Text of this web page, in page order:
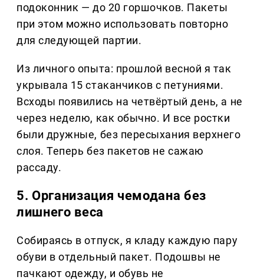
подоконник — до 20 горшочков. Пакеты
при этом можно использовать повторно
для следующей партии.
Из личного опыта: прошлой весной я так
укрывала 15 стаканчиков с петуниями.
Всходы появились на четвёртый день, а не
через неделю, как обычно. И все ростки
были дружные, без пересыхания верхнего
слоя. Теперь без пакетов не сажаю
рассаду.
5. Организация чемодана без
лишнего веса
Собираясь в отпуск, я кладу каждую пару
обуви в отдельный пакет. Подошвы не
пачкают одежду, и обувь не